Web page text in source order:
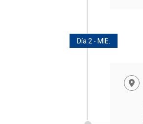
Día 2 - MIE.